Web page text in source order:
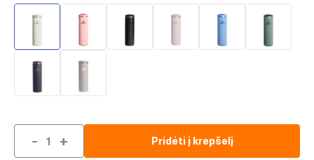
- + Pridėti į krepšelį